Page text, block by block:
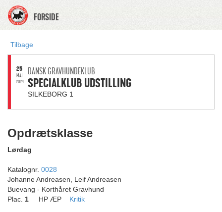
FORSIDE
Tilbage
25
MAJ
2024
DANSK GRAVHUNDEKLUB
SPECIALKLUB UDSTILLING
SILKEBORG 1
Opdrætsklasse
Lørdag
Katalognr. 0028
Johanne Andreasen, Leif Andreasen
Buevang - Korthåret Gravhund
Plac. 1 HP ÆP Kritik